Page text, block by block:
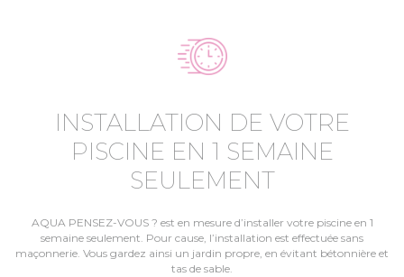
INSTALLATION DE VOTRE
PISCINE EN 1 SEMAINE
SEULEMENT
AQUA PENSEZ-VOUS ? est en mesure d’installer votre piscine en 1
semaine seulement. Pour cause, l’installation est effectuée sans
maçonnerie. Vous gardez ainsi un jardin propre, en évitant bétonnière et
tas de sable.